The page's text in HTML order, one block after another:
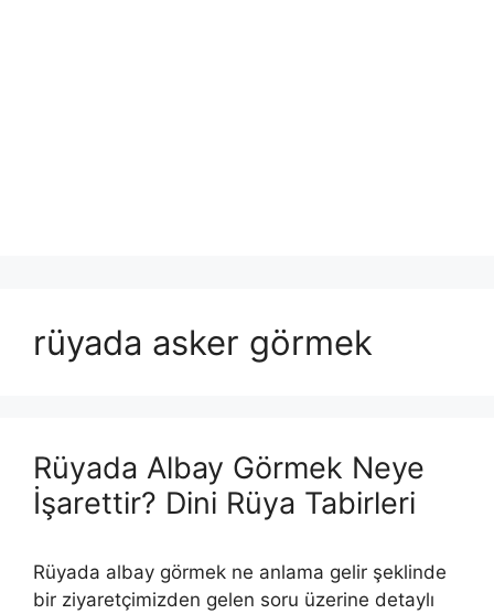
rüyada asker görmek
Rüyada Albay Görmek Neye
İşarettir? Dini Rüya Tabirleri
Rüyada albay görmek ne anlama gelir şeklinde
bir ziyaretçimizden gelen soru üzerine detaylı